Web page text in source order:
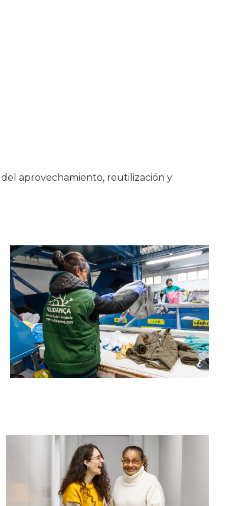
aprovechamiento, reutilización y